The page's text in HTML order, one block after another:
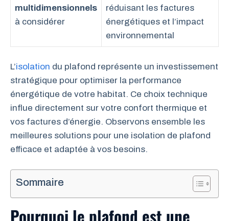
multidimensionnels
à considérer
réduisant les factures
énergétiques et l’impact
environnemental
L’isolation du plafond représente un investissement
stratégique pour optimiser la performance
énergétique de votre habitat. Ce choix technique
influe directement sur votre confort thermique et
vos factures d’énergie. Observons ensemble les
meilleures solutions pour une isolation de plafond
efficace et adaptée à vos besoins.
Sommaire
Pourquoi le plafond est une